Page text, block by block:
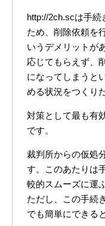
http://2ch.scは手
ため、削除依頼を
いうデメリットが
応じてもらえず、
になってしまうと
める状況をつくり
対策として最も有
です。
裁判所からの仮処
す。このあたりは
較的スムーズに運
ただし、この手続
でも簡単にできる